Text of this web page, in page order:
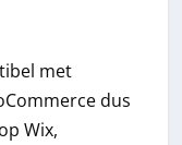
met
dus
Wix,